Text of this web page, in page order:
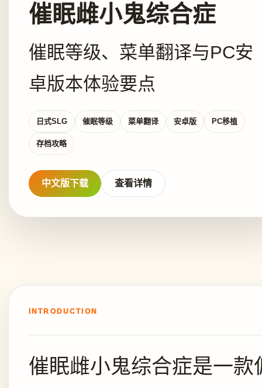
催眠雌小鬼综合症
催眠等级、菜单翻译与PC安
卓版本体验要点
日式SLG 催眠等级 菜单翻译 安卓版 PC移植
存档攻略
中文版下载 查看详情
INTRODUCTION
催眠雌小鬼综合症是一款